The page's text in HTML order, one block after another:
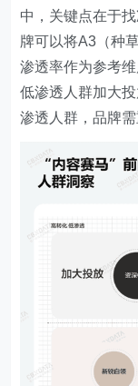
中，关键点在于
牌可以将A3（种
渗透率作为参考
低渗透人群加大
渗透人群，品牌需